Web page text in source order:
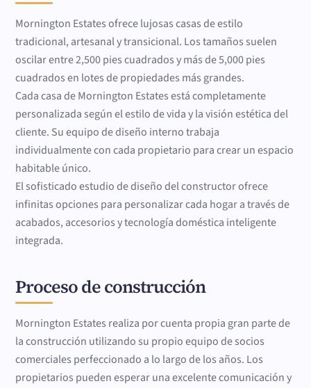
Mornington Estates ofrece lujosas casas de estilo
tradicional, artesanal y transicional. Los tamaños suelen
oscilar entre 2,500 pies cuadrados y más de 5,000 pies
cuadrados en lotes de propiedades más grandes.
Cada casa de Mornington Estates está completamente
personalizada según el estilo de vida y la visión estética del
cliente. Su equipo de diseño interno trabaja
individualmente con cada propietario para crear un espacio
habitable único.
El sofisticado estudio de diseño del constructor ofrece
infinitas opciones para personalizar cada hogar a través de
acabados, accesorios y tecnología doméstica inteligente
integrada.
Proceso de construcción
Mornington Estates realiza por cuenta propia gran parte de
la construcción utilizando su propio equipo de socios
comerciales perfeccionado a lo largo de los años. Los
propietarios pueden esperar una excelente comunicación y